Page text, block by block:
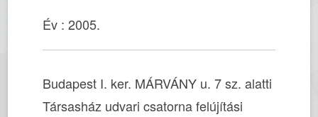
Év : 2005.
Budapest I. ker. MÁRVÁNY u. 7 sz. alatti
Társasház udvari csatorna felújítási